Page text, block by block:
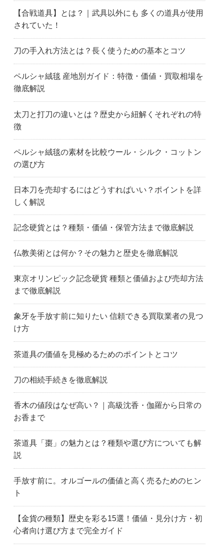
【合戦道具】とは？｜武具以外にも 多くの道具が使用
されていた！
刀の手入れ方法とは？長く使うための基本とコツ
ペルシャ絨毯 産地別ガイド：特徴・価値・買取相場を
徹底解説
太刀と打刀の違いとは？歴史から紐解くそれぞれの特
徴
ペルシャ絨毯の素材を比較ウール・シルク・コットン
の選び方
日本刀を売却するにはどうすればいい？ポイントを詳
しく解説
記念硬貨とは？種類・価値・保管方法まで徹底解説
仏教美術とは何か？その魅力と歴史を徹底解説
東京オリンピック記念硬貨 種類と価値および売却方法
まで徹底解説
象牙を手放す前に知りたい 信頼できる買取業者の見つ
け方
茶道具の価値を見極めるためのポイントとコツ
刀の相続手続きを徹底解説
香木の値段はなぜ高い？｜高級沈香・伽羅から日常の
お香まで
茶道具「棗」の魅力とは？種類や選び方についても解
説
手放す前に。オルゴールの価値と高く売るためのヒン
ト
【金貨の種類】歴史を彩る15選！価値・見分け方・初
心者向け選び方まで完全ガイド